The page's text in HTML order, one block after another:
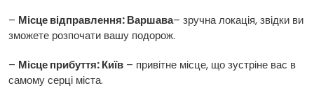
– Місце відправлення: Варшава– зручна локація, звідки ви
зможете розпочати вашу подорож.
– Місце прибуття: Київ – привітне місце, що зустріне вас в
самому серці міста.